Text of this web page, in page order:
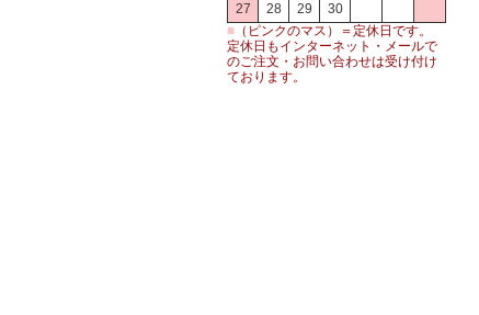
27
28 29
30
■ （ピンクのマス）＝定休日です。
定休日もインターネット・メールで
のご注文・お問い合わせは受け付け
ております。